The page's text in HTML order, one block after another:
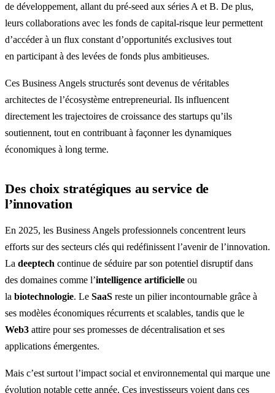
de développement, allant du pré-seed aux séries A et B. De plus,
leurs collaborations avec les fonds de capital-risque leur permettent
d’accéder à un flux constant d’opportunités exclusives tout
en participant à des levées de fonds plus ambitieuses.
Ces Business Angels structurés sont devenus de véritables
architectes de l’écosystème entrepreneurial. Ils influencent
directement les trajectoires de croissance des startups qu’ils
soutiennent, tout en contribuant à façonner les dynamiques
économiques à long terme.
Des choix stratégiques au service de
l’innovation
En 2025, les Business Angels professionnels concentrent leurs
efforts sur des secteurs clés qui redéfinissent l’avenir de l’innovation.
La deeptech continue de séduire par son potentiel disruptif dans
des domaines comme l’intelligence artificielle ou
la biotechnologie. Le SaaS reste un pilier incontournable grâce à
ses modèles économiques récurrents et scalables, tandis que le
Web3 attire pour ses promesses de décentralisation et ses
applications émergentes.
Mais c’est surtout l’impact social et environnemental qui marque une
évolution notable cette année. Ces investisseurs voient dans ces